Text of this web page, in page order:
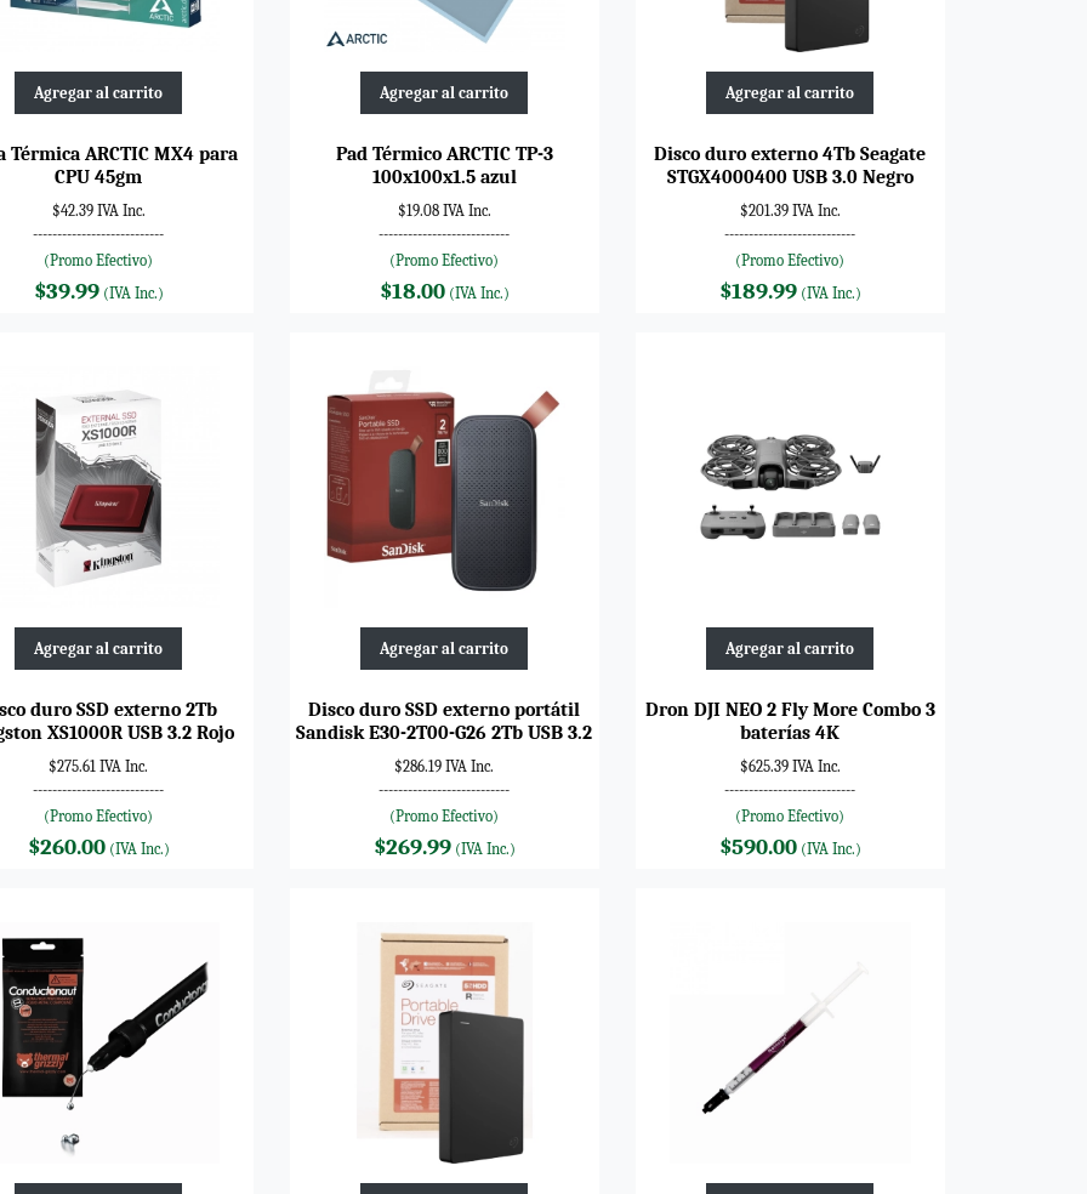
Agregar al carrito
Térmica ARCTIC MX4 para
CPU 45gm
$42.39 IVA Inc.
---------------------------
(Promo Efectivo)
$39.99(IVA Inc.)
Agregar al carrito
Pad Térmico ARCTIC TP-3
100x100x1.5 azul
$19.08 IVA Inc.
---------------------------
(Promo Efectivo)
$18.00(IVA Inc.)
Agregar al carrito
Disco duro externo 4Tb Seagate
STGX4000400 USB 3.0 Negro
$201.39 IVA Inc.
---------------------------
(Promo Efectivo)
$189.99(IVA Inc.)
Agregar al carrito
duro SSD externo 2Tb
XS1000R USB 3.2 Rojo
$275.61 IVA Inc.
---------------------------
(Promo Efectivo)
$260.00(IVA Inc.)
Agregar al carrito
Disco duro SSD externo portátil
Sandisk E30-2T00-G26 2Tb USB 3.2
$286.19 IVA Inc.
---------------------------
(Promo Efectivo)
$269.99(IVA Inc.)
Agregar al carrito
Dron DJI NEO 2 Fly More Combo 3
baterías 4K
$625.39 IVA Inc.
---------------------------
(Promo Efectivo)
$590.00(IVA Inc.)